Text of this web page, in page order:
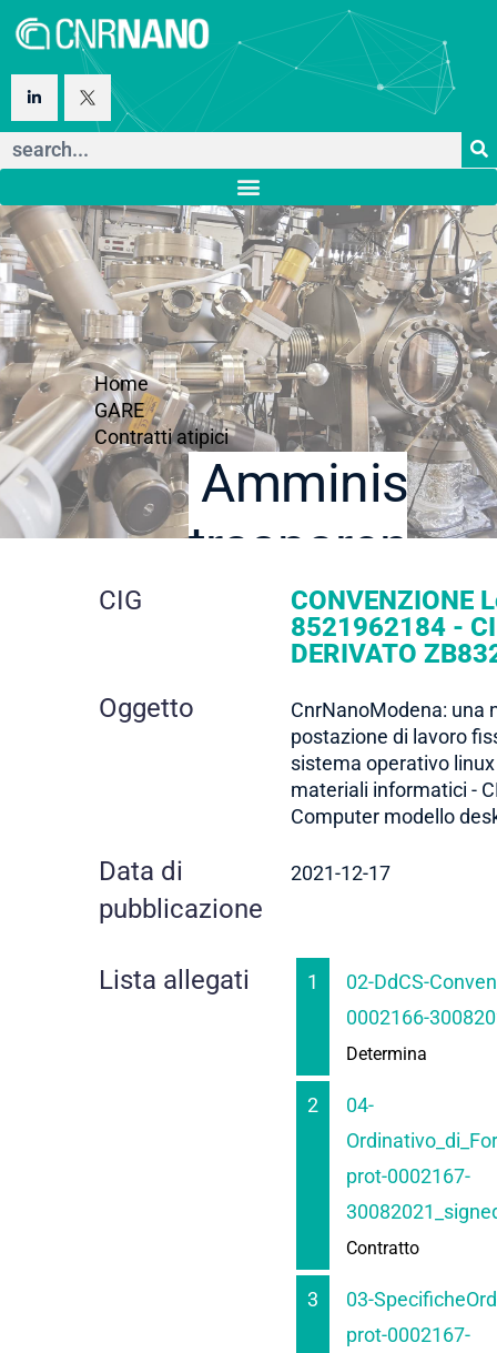
Home
GARE
Contratti atipici
trasparente
dettaglio
CIG
CONVENZIONE
8521962184 -
DERIVATO
Oggetto
CnrNanoModena: una
postazione di lavoro
sistema operativo
materiali informatici -
Computer modello
Data di
pubblicazione
2021-12-17
Lista allegati 1
02-DdCS-
0002166-
Determina
2
04-
prot-0002167-
Contratto
3
03-
prot-0002167-